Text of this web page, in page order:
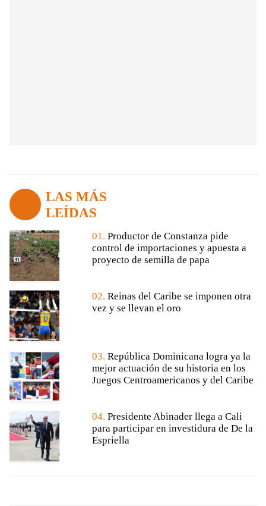
LAS MÁS
LEÍDAS
01. Productor de Constanza pide
control de importaciones y apuesta a
proyecto de semilla de papa
02. Reinas del Caribe se imponen otra
vez y se llevan el oro
03. República Dominicana logra ya la
mejor actuación de su historia en los
Juegos Centroamericanos y del Caribe
04. Presidente Abinader llega a Cali
para participar en investidura de De la
Espriella